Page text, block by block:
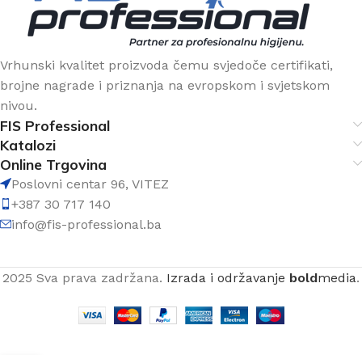
Vrhunski kvalitet proizvoda čemu svjedoče certifikati,
brojne nagrade i priznanja na evropskom i svjetskom
nivou.
FIS Professional
Katalozi
Online Trgovina
Poslovni centar 96, VITEZ
+387 30 717 140
info@fis-professional.ba
2025 Sva prava zadržana. Izrada i održavanje boldmedia.